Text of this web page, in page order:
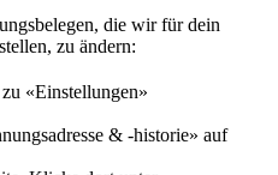
die wir für dein
zu ändern:
«Einstellungen»
& -historie» auf